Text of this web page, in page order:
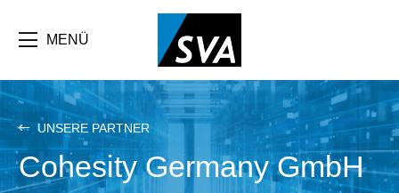
Inhalt
MENÜ
UNSERE PARTNER
Cohesity Germany GmbH